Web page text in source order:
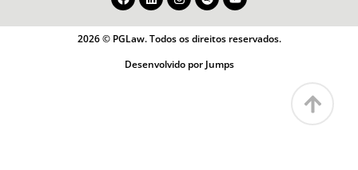
2026 © PGLaw. Todos os direitos reservados.
Desenvolvido por Jumps